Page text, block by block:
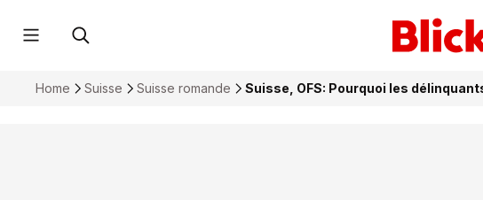
Home Suisse Suisse romande Suisse, OFS: Pourquoi les